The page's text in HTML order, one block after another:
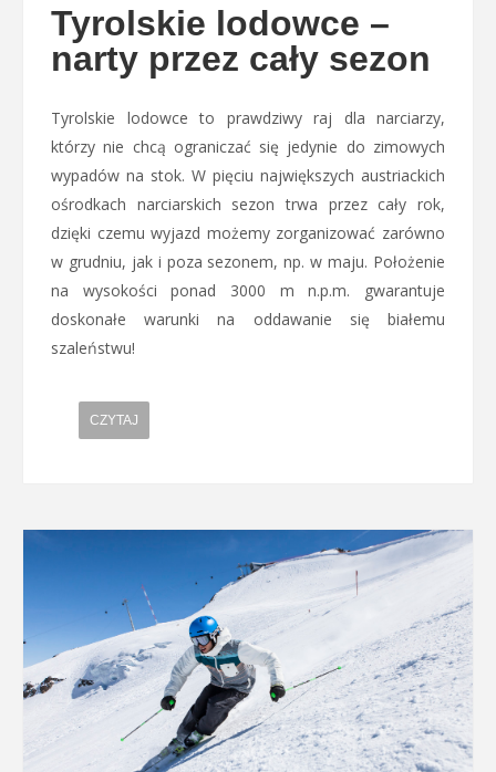
Tyrolskie lodowce –
narty przez cały sezon
Tyrolskie lodowce to prawdziwy raj dla narciarzy,
którzy nie chcą ograniczać się jedynie do zimowych
wypadów na stok. W pięciu największych austriackich
ośrodkach narciarskich sezon trwa przez cały rok,
dzięki czemu wyjazd możemy zorganizować zarówno
w grudniu, jak i poza sezonem, np. w maju. Położenie
na wysokości ponad 3000 m n.p.m. gwarantuje
doskonałe warunki na oddawanie się białemu
szaleństwu!
CZYTAJ